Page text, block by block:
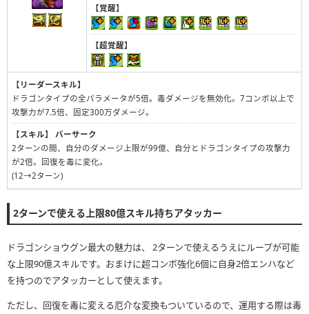
【覚醒】
【超覚醒】
【リーダースキル】
ドラゴンタイプの全パラメータが5倍。毒ダメージを無効化。7コンボ以上で
攻撃力が7.5倍、固定300万ダメージ。
【スキル】
バーサーク
2ターンの間、自分のダメージ上限が99億、自分とドラゴンタイプの攻撃力
が2倍。回復を毒に変化。
(12→2ターン)
2ターンで使える上限80億スキル持ちアタッカー
ドラゴンショウグン最大の魅力は、 2ターンで使えるうえにループが可能
な上限90億スキルです。おまけに超コンボ強化6個に自身2倍エンハなど
を持つのでアタッカーとして使えます。
ただし、回復を毒に変える厄介な変換もついているので、運用する際は毒